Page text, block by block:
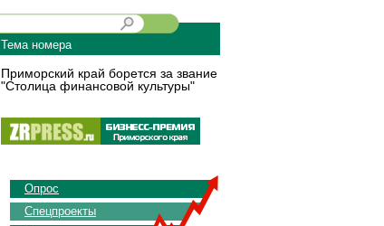
Тема номера
Приморский край борется за звание
"Столица финансовой культуры"
Опрос
Спецпроекты